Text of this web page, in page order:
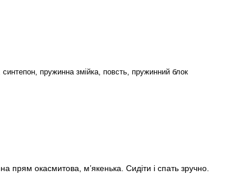
пружинна змійка, повсть, пружинний блок
прям окасмитова, м’якенька. Сидіти і спать зручно.